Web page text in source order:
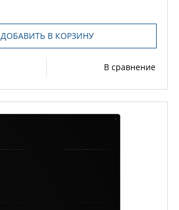
ДОБАВИТЬ В КОРЗИНУ
В сравнение